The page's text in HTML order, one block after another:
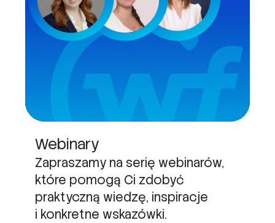
Webinary
Zapraszamy na serię webinarów,
które pomogą Ci zdobyć
praktyczną wiedzę, inspiracje
i konkretne wskazówki.